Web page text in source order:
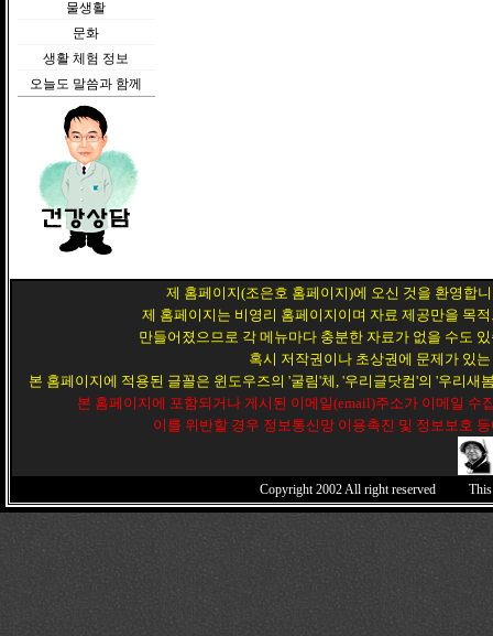
물생활
문화
생활 체험 정보
오늘도 말씀과 함께
제 홈페이지(조은호 홈페이지)에 오신 것을 환영합
제 홈페이지는 비영리 홈페이지이며 자료 제공만을 목
만들어졌으므로 각 메뉴마다 충분한 자료가 없을 수도
혹시 저작권이나 초상권에 문제가 있
본 홈페이지에 적용된 글꼴은 윈도우즈의 '굴림'체, '우리글닷컴'의 '우리
본 홈페이지에 포함되거나 게시된 이메일(email)주소가 이메일
이를 위반할 경우 정보통신망 이용촉진 및 정보보호
Copyright 2002All right reserved This